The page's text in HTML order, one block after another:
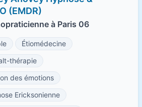
(EMDR)
à Paris 06
Étiomédecine
thérapie
des émotions
Ericksonienne